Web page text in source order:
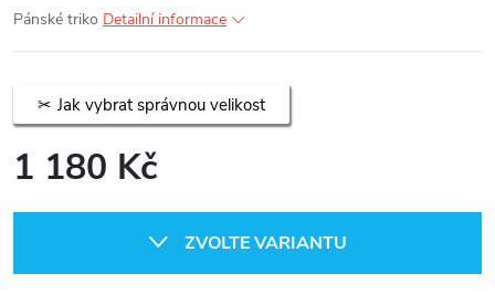
Pánské triko Detailní informace
Jak vybrat správnou velikost
1 180 Kč
ZVOLTE VARIANTU